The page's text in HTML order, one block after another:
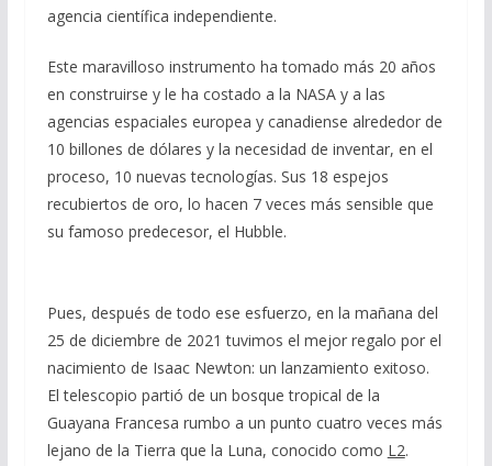
agencia científica independiente.
Este maravilloso instrumento ha tomado más 20 años
en construirse y le ha costado a la NASA y a las
agencias espaciales europea y canadiense alrededor de
10 billones de dólares y la necesidad de inventar, en el
proceso, 10 nuevas tecnologías. Sus 18 espejos
recubiertos de oro, lo hacen 7 veces más sensible que
su famoso predecesor, el Hubble.
Pues, después de todo ese esfuerzo, en la mañana del
25 de diciembre de 2021 tuvimos el mejor regalo por el
nacimiento de Isaac Newton: un lanzamiento exitoso.
El telescopio partió de un bosque tropical de la
Guayana Francesa rumbo a un punto cuatro veces más
lejano de la Tierra que la Luna, conocido como L2.